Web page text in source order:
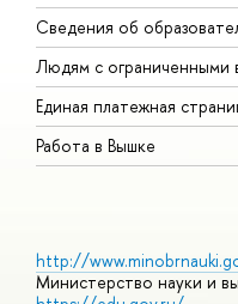
Сведения об
Людям с ограниченными
Единая платежная
Работа в Вышке
http://
Министерство науки и